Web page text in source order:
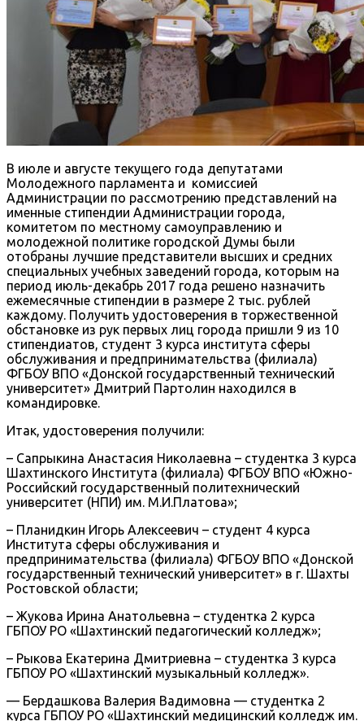
В июле и августе текущего года депутатами
Молодежного парламента и комиссией
Администрации по рассмотрению представлений на
именные стипендии Администрации города,
комитетом по местному самоуправлению и
молодежной политике городской Думы были
отобраны лучшие представители высших и средних
специальных учебных заведений города, которым на
период июль-декабрь 2017 года решено назначить
ежемесячные стипендии в размере 2 тыс. рублей
каждому. Получить удостоверения в торжественной
обстановке из рук первых лиц города пришли 9 из 10
стипендиатов, студент 3 курса института сферы
обслуживания и предпринимательства (филиала)
ФГБОУ ВПО «Донской государственный технический
университет» Дмитрий Партолин находился в
командировке.
Итак, удостоверения получили:
– Сапрыкина Анастасия Николаевна – студентка 3 курса
Шахтинского Института (филиала) ФГБОУ ВПО «Южно-
Российский государственный политехнический
университет (НПИ) им. М.И.Платова»;
– Планидкин Игорь Алексеевич – студент 4 курса
Института сферы обслуживания и
предпринимательства (филиала) ФГБОУ ВПО «Донской
государственный технический университет» в г. Шахты
Ростовской области;
– Жукова Ирина Анатольевна – студентка 2 курса
ГБПОУ РО «Шахтинский педагогический колледж»;
– Рыкова Екатерина Дмитриевна – студентка 3 курса
ГБПОУ РО «Шахтинский музыкальный колледж».
— Бердашкова Валерия Вадимовна — студентка 2
курса ГБПОУ РО «Шахтинский медицинский колледж им.